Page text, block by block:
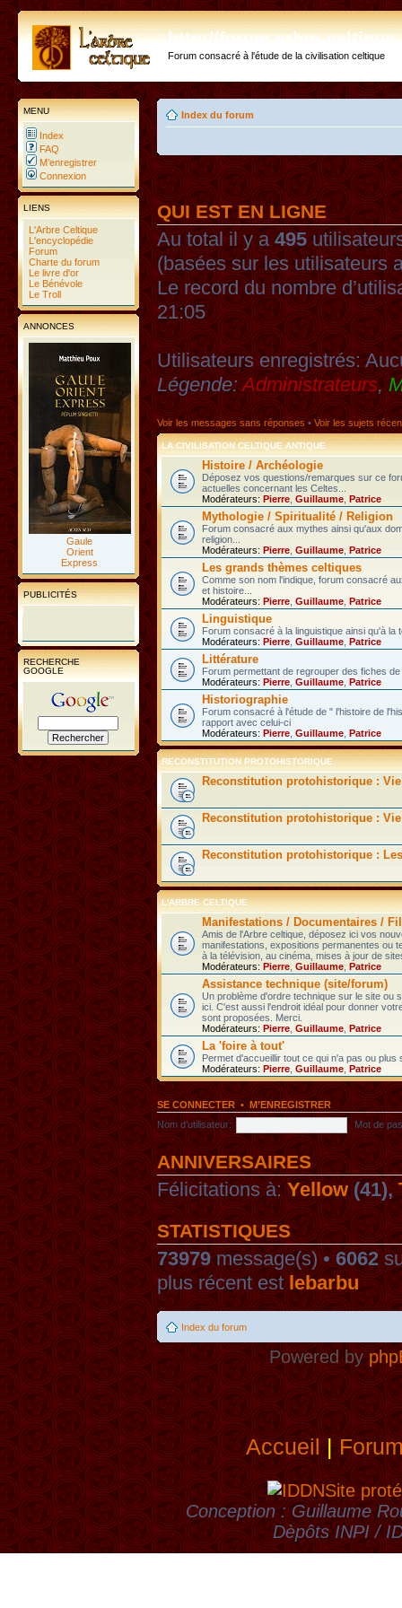
http://forum.arbre-
Forum consacré à l'étude de la civilisation celtique
MENU
Index
FAQ
M’enregistrer
Connexion
LIENS
L'Arbre Celtique
L'encyclopédie
Forum
Charte du forum
Le livre d'or
Le Bénévole
Le Troll
ANNONCES
Gaule
Orient
Express
PUBLICITÉS
RECHERCHE
GOOGLE
Index du forum
QUI EST EN LIGNE
Au total il y a495
(basées sur les utilisateurs
Le record du nombre
21:05
Utilisateurs enregistrés:
Légende:Administrateurs,
Voir les messages sans réponses•Voir les sujets
LA CIVILISATION CELTIQUE ANTIQUE
Histoire / Archéologie
Déposez vos questions/remarques sur ce
actuelles concernant les Celtes...
Modérateurs: Pierre Guillaume Patrice
Mythologie / Spiritualité / Religion
Forum consacré aux mythes ainsi qu'aux
religion...
Modérateurs: Pierre Guillaume Patrice
Les grands thèmes celtiques
Comme son nom l'indique, forum consacré
et histoire...
Modérateurs: Pierre Guillaume Patrice
Linguistique
Forum consacré à la linguistique ainsi qu'à la
Modérateurs: Pierre Guillaume Patrice
Littérature
Forum permettant de regrouper des fiches
Modérateurs: Pierre Guillaume Patrice
Historiographie
Forum consacré à l'étude de " l'histoire de
rapport avec celui-ci
Modérateurs: Pierre Guillaume Patrice
RECONSTITUTION PROTOHISTORIQUE
Reconstitution protohistorique :
Reconstitution protohistorique :
Reconstitution protohistorique :
L'ARBRE CELTIQUE
Manifestations / Documentaires /
Amis de l'Arbre celtique, déposez ici vos
manifestations, expositions permanentes ou
à la télévision, au cinéma, mises à jour de
Modérateurs: Pierre Guillaume Patrice
Assistance technique (site/forum)
Un problème d'ordre technique sur le site ou
ici. C'est aussi l'endroit idéal pour donner
sont proposées. Merci.
Modérateurs: Pierre Guillaume Patrice
La 'foire à tout'
Permet d'accueillir tout ce qui n'a pas ou
Modérateurs: Pierre Guillaume Patrice
SE CONNECTER•M’ENREGISTRER
Nom d’utilisateur:
Mot de
ANNIVERSAIRES
Félicitations à:Yellow(41),
STATISTIQUES
73979message(s) •6062
plus récent estlebarbu
Index du forum
Powered by
Accueil|
Site
Conception : Guillaume
Dèpôts INPI /